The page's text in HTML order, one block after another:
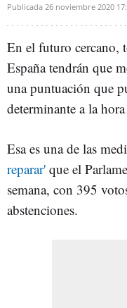
Publicada 26 noviembre 2020
En el futuro cercano,
España tendrán que
una puntuación que
determinante a la
Esa es una de las
reparar' que el
semana, con 395
abstenciones.